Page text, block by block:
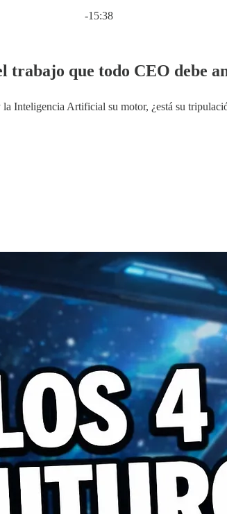
-15:38
trabajo que todo CEO debe
Inteligencia Artificial su motor, ¿está su